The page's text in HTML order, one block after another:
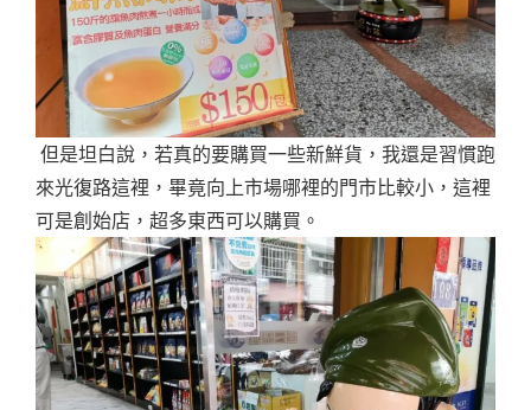
但是坦白說，若真的要購買一些新鮮貨，我還是習慣跑
來光復路這裡，畢竟向上市場哪裡的門市比較小，這裡
可是創始店，超多東西可以購買。